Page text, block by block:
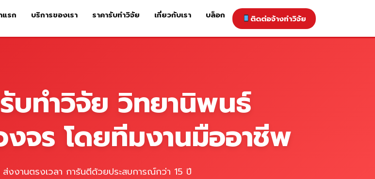
หน้าแรก บริการของเรา ราคารับทำวิจัย ติดต่อจ้างทำวิจัย เกี่ยวกับเรา
แรก บริการของเรา ราคารับทำวิจัย เกี่ยวกับเรา บล็อก ติดต่อจ้างทำวิจัย
บทำวิจัย วิทยานิพนธ์
จร โดยทีมงานมืออาชีพ
ส่งงานตรงเวลา การันตีด้วยประสบการณ์กว่า 15 ปี